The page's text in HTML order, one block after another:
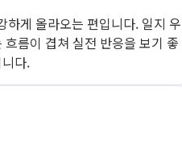
게 올라오는 편입니다. 일지 우
름이 겹쳐 실전 반응을 보기 좋
다.